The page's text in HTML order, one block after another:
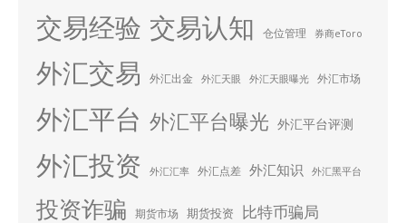
交易经验 交易认知 仓位管理 券商eToro
外汇交易 外汇出金 外汇天眼 外汇天眼曝光 外汇市场
外汇平台 外汇平台曝光 外汇平台评测
外汇投资 外汇汇率 外汇点差 外汇知识 外汇黑平台
投资诈骗 期货市场 期货投资 比特币骗局